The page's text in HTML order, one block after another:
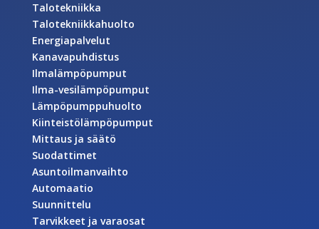
Talotekniikka
Talotekniikkahuolto
Energiapalvelut
Kanavapuhdistus
Ilmalämpöpumput
Ilma-vesilämpöpumput
Lämpöpumppuhuolto
Kiinteistölämpöpumput
Mittaus ja säätö
Suodattimet
Asuntoilmanvaihto
Automaatio
Suunnittelu
Tarvikkeet ja varaosat